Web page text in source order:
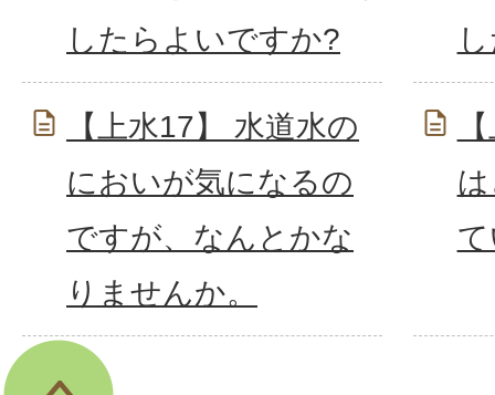
したらよいですか?
【上水17】 水道水の
においが気になるの
ですが、なんとかな
りませんか。